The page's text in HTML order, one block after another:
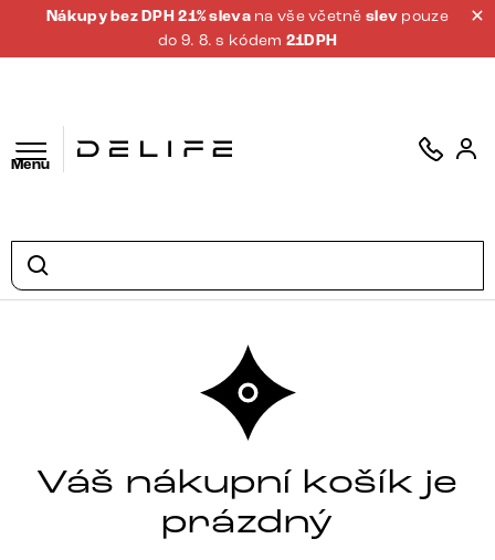
Nákupy bez DPH 21% sleva na vše včetněslev pouze
do 9. 8. s kódem 21DPH
Menu
Váš nákupní košík je
prázdný